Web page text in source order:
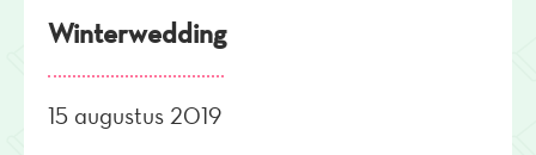
Winterwedding
15 augustus 2019